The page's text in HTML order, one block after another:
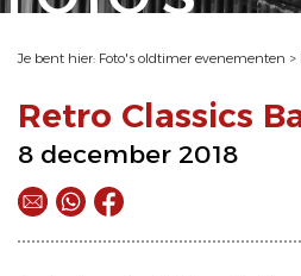
Je bent hier: Foto's oldtimer evenementen >
Retro Classics
8 december 2018